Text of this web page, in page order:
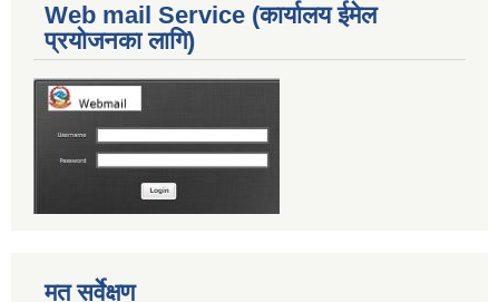
Web mail Service (कार्यालय ईमेल
प्रयोजनका लागि)
मत सर्वेक्षण